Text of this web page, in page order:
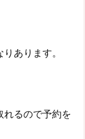
あります。
れるので予約を